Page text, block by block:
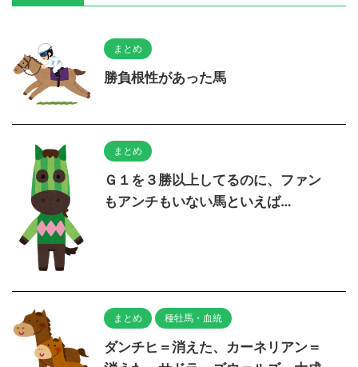
まとめ
勝負根性があった馬
まとめ
Ｇ１を３勝以上してるのに、ファン
もアンチもいない馬といえば…
まとめ 種牡馬・血統
ダンチヒ＝消えた、カーネリアン＝